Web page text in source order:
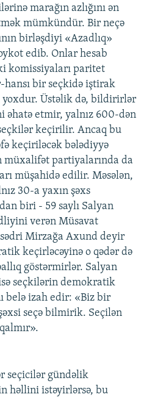
marağın azlığını ən
mümkündür. Bir neçə
birləşdiyi «Azadlıq»
edib. Onlar hesab
komissiyaları paritet
hansı bir seçkidə iştirak
Üstəlik də, bildirirlər
əhatə etmir, yalnız 600-dən
keçirilir. Ancaq bu
keçiriləcək bələdiyyə
müxalifət partiyalarında da
müşahidə edilir. Məsələn,
30-a yaxın şəxs
biri - 59 saylı Salyan
verən Müsavat
Mirzağa Axund deyir
keçirləcəyinə o qədər də
göstərmirlər. Salyan
seçkilərin demokratik
belə izah edir: «Biz bir
seçə bilmirik. Seçilən
seçicilər gündəlik
həllini istəyirlərsə, bu